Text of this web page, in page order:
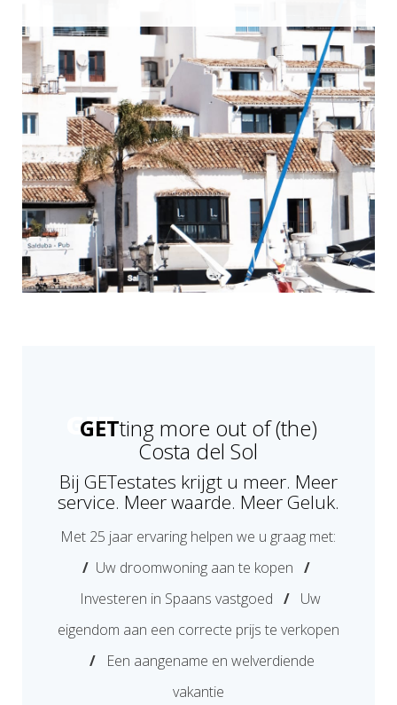
GETting more out of (the)
Costa del Sol
Bij GETestates krijgt u meer. Meer
service. Meer waarde. Meer Geluk.
Met 25 jaar ervaring helpen we u graag met:
/ Uw droomwoning aan te kopen/
Investeren in Spaans vastgoed /Uw
eigendom aan een correcte prijs te verkopen
/Een aangename en welverdiende
vakantie